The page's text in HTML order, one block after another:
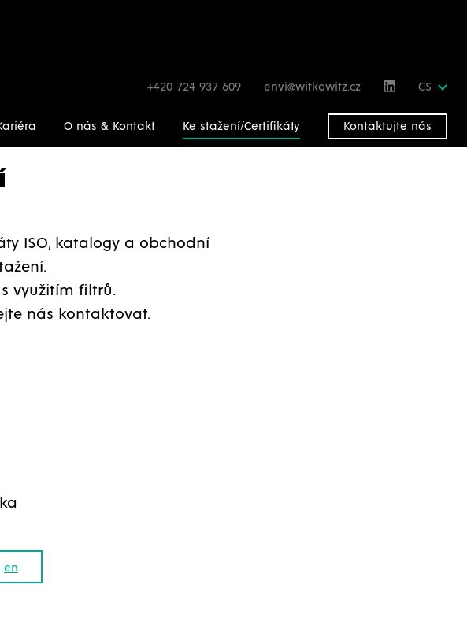
+420 724 937 609 envi@witkowitz.cz CS
O nás & Kontakt Ke stažení/Certifikáty Kontaktujte nás
ISO, katalogy a obchodní
využitím filtrů.
nás kontaktovat.
en